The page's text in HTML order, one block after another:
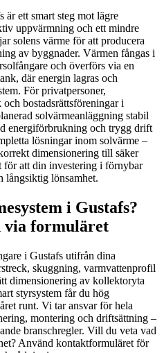
är ett smart steg mot lägre
uppvärmning och ett mindre
solens värme för att producera
av byggnader. Värmen fångas i
och överförs via en
där energin lagras och
För privatpersoner,
bostadsrättsföreningar i
solvärmeanläggning stabil
energiförbrukning och trygg drift
lösningar inom solvärme –
dimensionering till säker
att din investering i förnybar
långsiktig lönsamhet.
i Gustafs?
via formuläret
i Gustafs utifrån dina
skuggning, varmvattenprofil
dimensionering av kollektoryta
styrsystem får du hög
runt. Vi tar ansvar för hela
montering och driftsättning –
branschregler. Vill du veta vad
Använd kontaktformuläret för